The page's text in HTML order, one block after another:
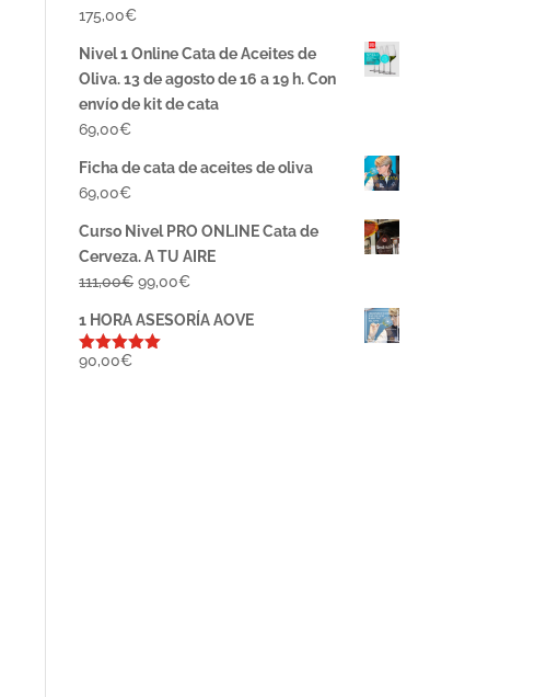
175,00€
Nivel 1 Online Cata de Aceites de
Oliva. 13 de agosto de 16 a 19 h. Con
envío de kit de cata
69,00€
Ficha de cata de aceites de oliva
69,00€
Curso Nivel PRO ONLINE Cata de
Cerveza. A TU AIRE
111,00€ El
original
99,00€El
actual
1 HORA ASESORÍA AOVE
Valorado
90,00€